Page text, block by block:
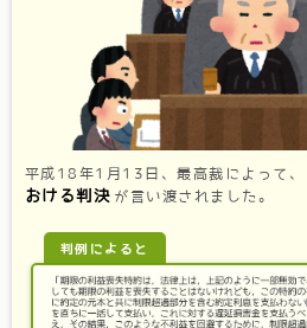
平成18年1月13日、最高裁によって、
おける判決 が言い渡されました。
判例によると